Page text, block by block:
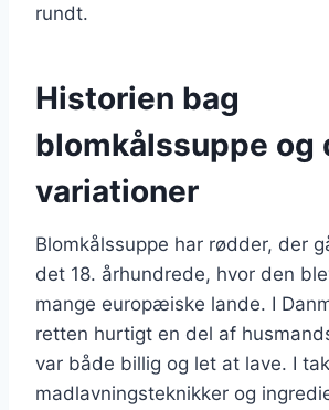
rundt.
Historien bag
blomkålssuppe og
variationer
Blomkålssuppe har rødder, der
det 18. århundrede, hvor den
mange europæiske lande. I
retten hurtigt en del af
var både billig og let at lave. I
madlavningsteknikker og